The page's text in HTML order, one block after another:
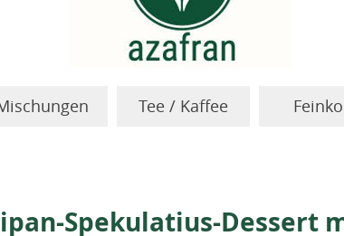
Tee / Kaffee
Spekulatius-Dessert